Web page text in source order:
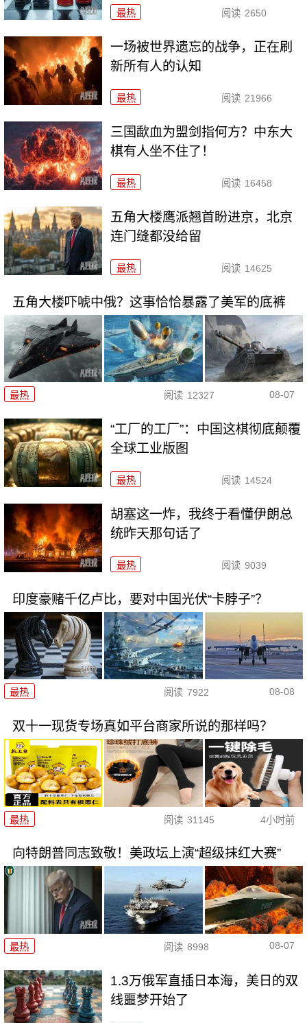
最热 阅读 2650
一场被世界遗忘的战争，正在刷
新所有人的认知
最热 阅读 21966
三国歃血为盟剑指何方？中东大
棋有人坐不住了！
最热 阅读 16458
五角大楼鹰派翘首盼进京，北京
连门缝都没给留
最热 阅读 14625
五角大楼吓唬中俄？这事恰恰暴露了美军的底裤
最热 阅读 12327 08-07
“工厂的工厂”：中国这棋彻底颠覆
全球工业版图
最热 阅读 14524
胡塞这一炸，我终于看懂伊朗总
统昨天那句话了
最热 阅读 9039
印度豪赌千亿卢比，要对中国光伏“卡脖子”？
最热 阅读 7922 08-08
双十一现货专场真如平台商家所说的那样吗？
最热 阅读 31145 4小时前
向特朗普同志致敬！美政坛上演“超级抹红大赛”
最热 阅读 8998 08-07
1.3万俄军直插日本海，美日的双
线噩梦开始了